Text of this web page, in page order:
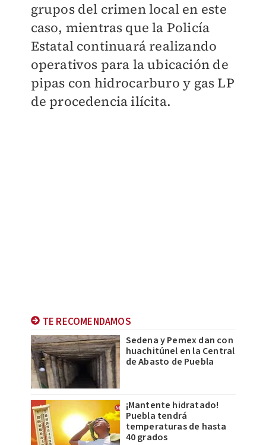
grupos del crimen local en este
caso, mientras que la Policía
Estatal continuará realizando
operativos para la ubicación de
pipas con hidrocarburo y gas LP
de procedencia ilícita.
TE RECOMENDAMOS
Sedena y Pemex dan con
huachitúnel en la Central
de Abasto de Puebla
¡Mantente hidratado!
Puebla tendrá
temperaturas de hasta
40 grados